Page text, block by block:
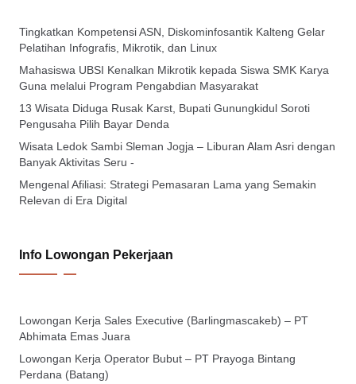
Tingkatkan Kompetensi ASN, Diskominfosantik Kalteng Gelar
Pelatihan Infografis, Mikrotik, dan Linux
Mahasiswa UBSI Kenalkan Mikrotik kepada Siswa SMK Karya
Guna melalui Program Pengabdian Masyarakat
13 Wisata Diduga Rusak Karst, Bupati Gunungkidul Soroti
Pengusaha Pilih Bayar Denda
Wisata Ledok Sambi Sleman Jogja – Liburan Alam Asri dengan
Banyak Aktivitas Seru -
Mengenal Afiliasi: Strategi Pemasaran Lama yang Semakin
Relevan di Era Digital
Info Lowongan Pekerjaan
Lowongan Kerja Sales Executive (Barlingmascakeb) – PT
Abhimata Emas Juara
Lowongan Kerja Operator Bubut – PT Prayoga Bintang
Perdana (Batang)